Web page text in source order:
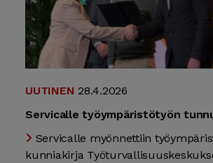
UUTINEN 28.4.2026
Servicalle työympäristötyön
Servicalle myönnettiin
kunniakirja